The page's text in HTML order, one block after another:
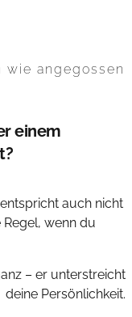
wie angegossen
einem
auch nicht
wenn du
– er unterstreicht
deine Persönlichkeit.